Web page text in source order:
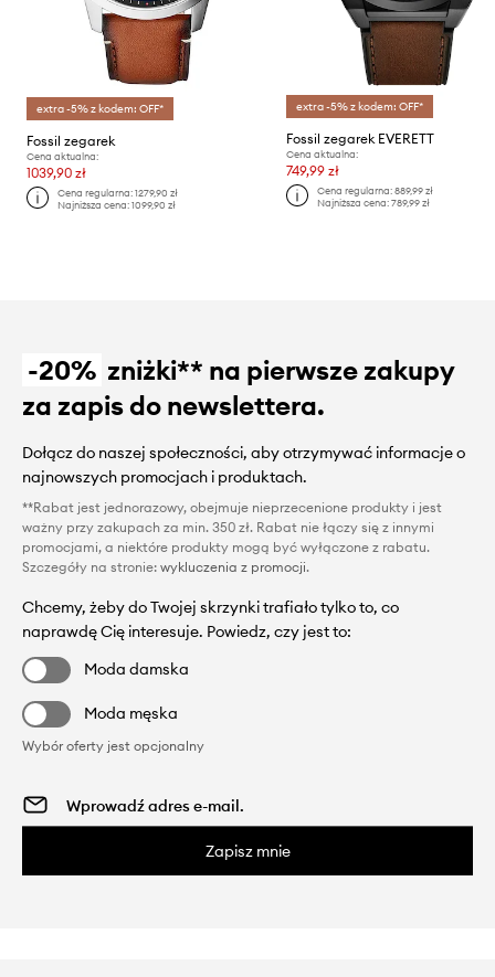
extra -5% z kodem: OFF*
Fossil zegarek
Cena aktualna:
1039,90 zł
Cena regularna:1279,90 zł
Najniższa cena:1099,90 zł
extra -5% z kodem: OFF*
Fossil zegarek EVERETT
Cena aktualna:
749,99 zł
Cena regularna: 889,99 zł
Najniższa cena: 789,99 zł
-20% zniżki** na pierwsze zakupy
za zapis do newslettera.
Dołącz do naszej społeczności, aby otrzymywać informacje o
najnowszych promocjach i produktach.
**Rabat jest jednorazowy, obejmuje nieprzecenione produkty i jest
ważny przy zakupach za min. 350 zł. Rabat nie łączy się z innymi
promocjami, a niektóre produkty mogą być wyłączone z rabatu.
Szczegóły na stronie: wykluczenia z promocji.
Chcemy, żeby do Twojej skrzynki trafiało tylko to, co
naprawdę Cię interesuje. Powiedz, czy jest to:
Moda damska
Moda męska
Wybór oferty jest opcjonalny
Zapisz mnie